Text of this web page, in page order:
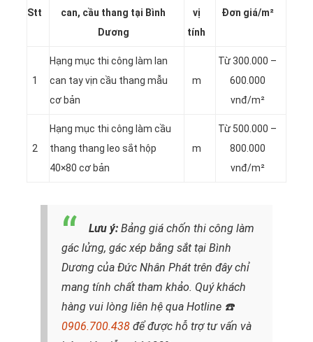
Stt
can, cầu thang tại Bình
Dương
vị
tính
Đơn giá/m²
1
Hạng mục thi công làm lan
can tay vịn cầu thang mẫu
cơ bản
m
Từ 300.000 –
600.000
vnđ/m²
2
Hạng mục thi công làm cầu
thang thang leo sắt hộp
40×80 cơ bản
m
Từ 500.000 –
800.000
vnđ/m²
Lưu ý: Bảng giá chốn thi công làm
gác lửng, gác xép bằng sắt tại Bình
Dương của Đức Nhân Phát trên đây chỉ
mang tính chất tham khảo. Quý khách
hàng vui lòng liên hệ qua Hotline ☎️
0906.700.438 để được hỗ trợ tư vấn và